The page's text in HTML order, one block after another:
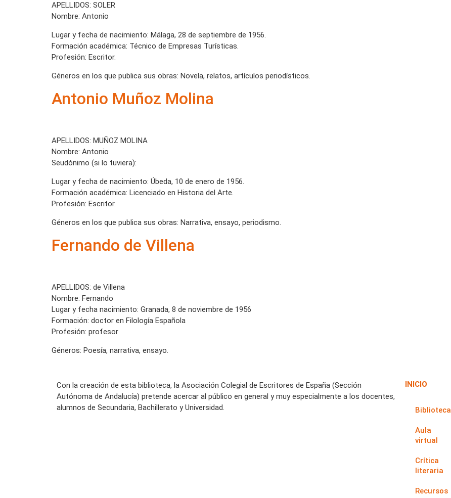
APELLIDOS: SOLER
Nombre: Antonio
Lugar y fecha de nacimiento: Málaga, 28 de septiembre de 1956.
Formación académica: Técnico de Empresas Turísticas.
Profesión: Escritor.
Géneros en los que publica sus obras: Novela, relatos, artículos periodísticos.
Antonio Muñoz Molina
APELLIDOS: MUÑOZ MOLINA
Nombre: Antonio
Seudónimo (si lo tuviera):
Lugar y fecha de nacimiento: Úbeda, 10 de enero de 1956.
Formación académica: Licenciado en Historia del Arte.
Profesión: Escritor.
Géneros en los que publica sus obras: Narrativa, ensayo, periodismo.
Fernando de Villena
APELLIDOS: de Villena
Nombre: Fernando
Lugar y fecha nacimiento: Granada, 8 de noviembre de 1956
Formación: doctor en Filología Española
Profesión: profesor
Géneros: Poesía, narrativa, ensayo.
Con la creación de esta biblioteca, la Asociación Colegial de Escritores de España (Sección
Autónoma de Andalucía) pretende acercar al público en general y muy especialmente a los docentes,
alumnos de Secundaria, Bachillerato y Universidad.
INICIO
Biblioteca
Aula
virtual
Crítica
literaria
Recursos